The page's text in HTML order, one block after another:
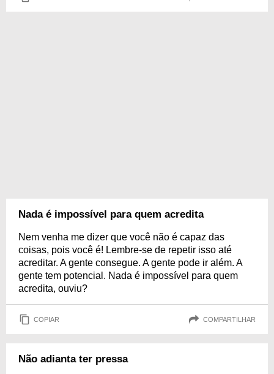
Nada é impossível para quem acredita
Nem venha me dizer que você não é capaz das
coisas, pois você é! Lembre-se de repetir isso até
acreditar. A gente consegue. A gente pode ir além. A
gente tem potencial. Nada é impossível para quem
acredita, ouviu?
COPIAR COMPARTILHAR
Não adianta ter pressa